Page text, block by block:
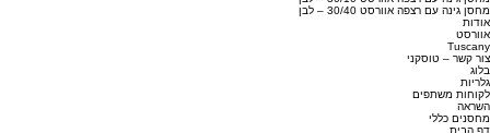
מחסן גינה עם רצפה אוורסט 30/40 – לבן
אודות
אוורסט
Tuscany
צור קשר – טוסקני
בלוג
גלריות
לקוחות משתפים
השראה
מחסנים כללי